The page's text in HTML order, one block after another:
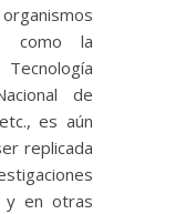
como la
de
es aún
replicada
y en otras